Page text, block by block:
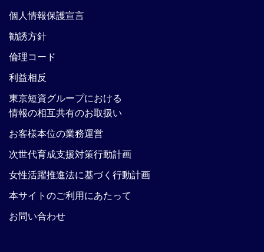
個人情報保護宣言
勧誘方針
倫理コード
利益相反
東京短資グループにおける
情報の相互共有のお取扱い
お客様本位の業務運営
次世代育成支援対策行動計画
女性活躍推進法に基づく行動計画
本サイトのご利用にあたって
お問い合わせ